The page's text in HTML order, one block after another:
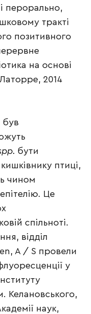
перорально,
тракті
позитивного
на основі
2014
був
бути
птиці,
чином
Це
спільноті.
відділ
A / S провели
у
Келановського,
наук,